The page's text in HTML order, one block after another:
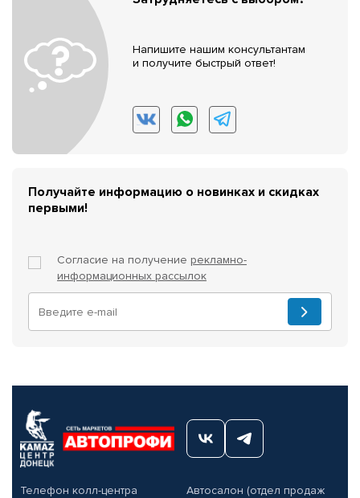
Напишите нашим консультантам
и получите быстрый ответ!
Получайте информацию о новинках и скидках
первыми!
Согласие на получение рекламно-
информационных рассылок
Телефон колл-центра
Автосалон (отдел продаж